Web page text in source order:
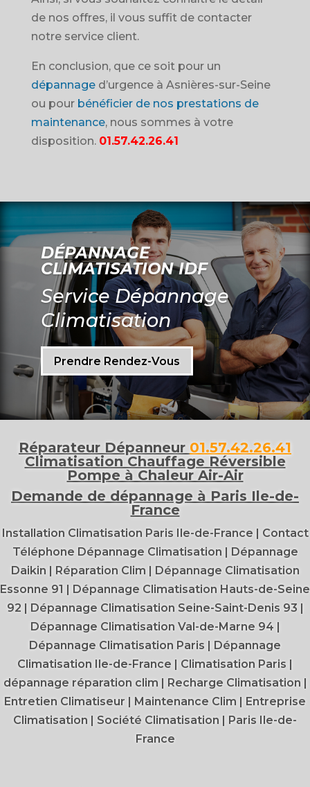
de nos offres, il vous suffit de contacter
notre service client.
En conclusion, que ce soit pour un
dépannaged’urgence à Asnières-sur-Seine
ou pour bénéficier de nos prestations de
maintenance, nous sommes à votre
disposition. 01.57.42.26.41
DÉPANNAGE
CLIMATISATION IDF
Service Dépannage
Climatisation
Prendre Rendez-Vous
Réparateur Dépanneur 01.57.42.26.41
Climatisation Chauffage Réversible
Pompe à Chaleur Air-Air
Demande de dépannage à Paris Ile-de-
France
Installation Climatisation Paris Ile-de-France | Contact
Téléphone Dépannage Climatisation | Dépannage
Daikin | Réparation Clim | Dépannage Climatisation
Essonne 91 | Dépannage Climatisation Hauts-de-Seine
92 | Dépannage Climatisation Seine-Saint-Denis 93 |
Dépannage Climatisation Val-de-Marne 94 |
Dépannage Climatisation Paris | Dépannage
Climatisation Ile-de-France | Climatisation Paris |
dépannage réparation clim | Recharge Climatisation |
Entretien Climatiseur | Maintenance Clim | Entreprise
Climatisation | Société Climatisation | Paris Ile-de-
France